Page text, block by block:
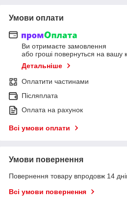
Умови оплати
Ви отримаєте замовлення
або гроші повернуться на вашу
Детальніше
Оплатити частинами
Післяплата
Оплата на рахунок
Всі умови оплати
Умови повернення
Повернення товару впродовж 14
Всі умови повернення